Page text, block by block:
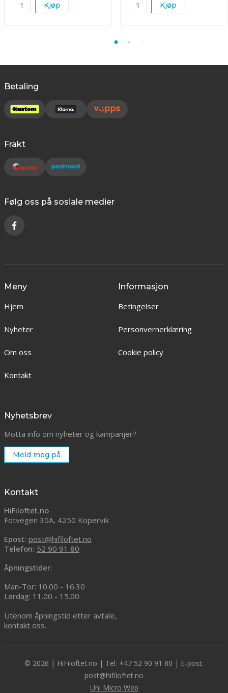
Kjøp Kjøp
Betaling
Frakt
Følg oss på sosiale medier
Meny
Hjem
Nyheter
Om oss
Kontakt
Informasjon
Betingelser
Personvernerklæring
Cookie policy
Nyhetsbrev
Motta info om nyheter og kampanjer?
Meld meg på
Kontakt
HiFiloftet.no
Fotvegen 30A, 4250 Kopervik
Epost: post@hifiloftet.no
Telefon: 52 90 91 80
Åpningstider:
Man-Tor: 10.00 - 16.30
Lørdag: 11.00 - 15.00
Utenom åpningstid etter avtale,
kontakt oss.
© 2026 | HiFiloftet.no | Tel: +47 52 90 91 80 | E-post:
post@hifiloftet.no
Uni Micro Web